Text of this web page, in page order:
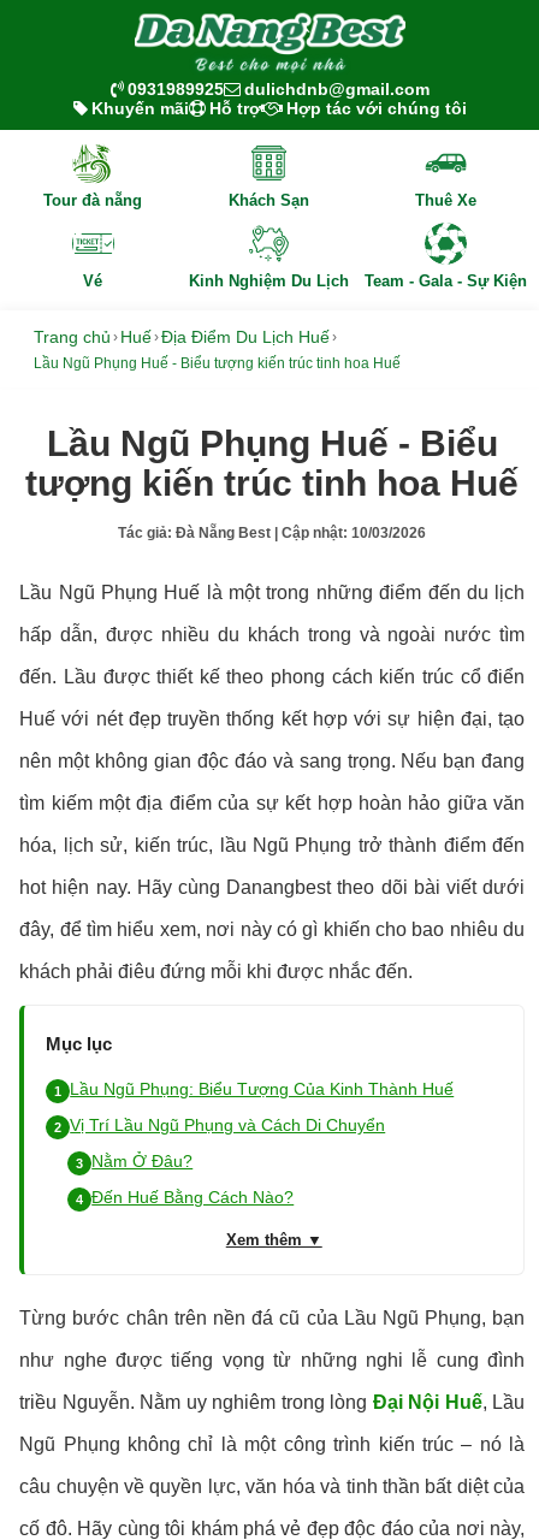
0931989925
dulichdnb@gmail.com
Khuyến mãi
Hỗ trợ Hợp tác với chúng tôi
Tour đà nẵng Khách Sạn Thuê Xe
Vé Kinh Nghiệm Du Lịch Team - Gala - Sự Kiện
Trang chủ › Huế›Địa Điểm Du Lịch Huế›
Lầu Ngũ Phụng Huế - Biểu tượng kiến trúc tinh hoa Huế
Lầu Ngũ Phụng Huế - Biểu
tượng kiến trúc tinh hoa Huế
Tác giả:Đà Nẵng Best | Cập nhật:10/03/2026
Lầu Ngũ Phụng Huế là một trong những điểm đến du lịch
hấp dẫn, được nhiều du khách trong và ngoài nước tìm
đến. Lầu được thiết kế theo phong cách kiến trúc cổ điển
Huế với nét đẹp truyền thống kết hợp với sự hiện đại, tạo
nên một không gian độc đáo và sang trọng. Nếu bạn đang
tìm kiếm một địa điểm của sự kết hợp hoàn hảo giữa văn
hóa, lịch sử, kiến trúc, lầu Ngũ Phụng trở thành điểm đến
hot hiện nay. Hãy cùng Danangbest theo dõi bài viết dưới
đây, để tìm hiểu xem, nơi này có gì khiến cho bao nhiêu du
khách phải điêu đứng mỗi khi được nhắc đến.
Mục lục
Lầu Ngũ Phụng: Biểu Tượng Của Kinh Thành Huế
Vị Trí Lầu Ngũ Phụng và Cách Di Chuyển
Nằm Ở Đâu?
Đến Huế Bằng Cách Nào?
Xem thêm ▼
Từng bước chân trên nền đá cũ của Lầu Ngũ Phụng, bạn
như nghe được tiếng vọng từ những nghi lễ cung đình
triều Nguyễn. Nằm uy nghiêm trong lòng Đại Nội Huế, Lầu
Ngũ Phụng không chỉ là một công trình kiến trúc – nó là
câu chuyện về quyền lực, văn hóa và tinh thần bất diệt của
cố đô. Hãy cùng tôi khám phá vẻ đẹp độc đáo của nơi này,